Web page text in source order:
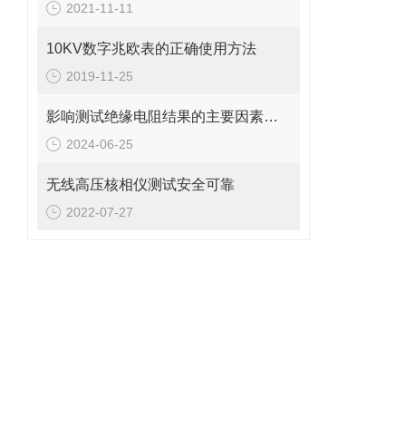
2021-11-11
10KV数字兆欧表的正确使用方法
2019-11-25
​影响测试绝缘电阻结果的主要因素有哪些
2024-06-25
无线高压核相仪测试安全可靠
2022-07-27